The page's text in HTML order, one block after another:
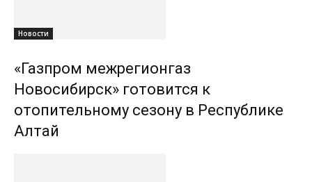
Новости
«Газпром межрегионгаз
Новосибирск» готовится к
отопительному сезону в Республике
Алтай